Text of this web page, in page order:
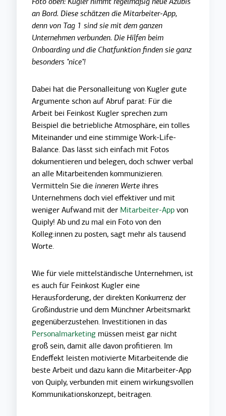
an Bord. Diese schätzen die Mitarbeiter-App,
denn von Tag 1 sind sie mit dem ganzen
Unternehmen verbunden. Die Hilfen beim
Onboarding und die Chatfunktion finden sie ganz
besonders "nice"!
Dabei hat die Personalleitung von Kugler gute
Argumente schon auf Abruf parat: Für die
Arbeit bei Feinkost Kugler sprechen zum
Beispiel die betriebliche Atmosphäre, ein tolles
Miteinander und eine stimmige Work-Life-
Balance. Das lässt sich einfach mit Fotos
dokumentieren und belegen, doch schwer verbal
an alle Mitarbeitenden kommunizieren.
Vermitteln Sie dieinneren Werte ihres
Unternehmens doch viel effektiver und mit
weniger Aufwand mit der Mitarbeiter-App von
Quiply! Ab und zu mal ein Foto von den
Kolleg:innen zu posten, sagt mehr als tausend
Worte.
Wie für viele mittelständische Unternehmen, ist
es auch für Feinkost Kugler eine
Herausforderung, der direkten Konkurrenz der
Großindustrie und dem Münchner Arbeitsmarkt
gegenüberzustehen. Investitionen in das
Personalmarketing müssen meist gar nicht
groß sein, damit alle davon profitieren. Im
Endeffekt leisten motivierte Mitarbeitende die
beste Arbeit und dazu kann die Mitarbeiter-App
von Quiply, verbunden mit einem wirkungsvollen
Kommunikationskonzept, beitragen.